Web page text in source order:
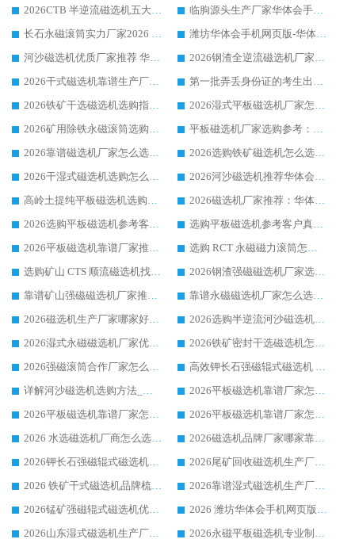
2026CTB 半逆流磁选机五大排行 实力厂家华体会手机网页版-华体会(中国) 领跑行业
临朐源头生产厂家华体会手机网页版-华体会(中国) ：2026干式强磁磁选机品质排行榜
长石永磁滚筒实力厂家2026 华体会手机网页版-华体会(中国) 深耕磁电领域品质可靠
潍坊华体会手机网页版-华体会(中国) 厂家：2026深耕湿式磁选机领域，品质服务获全国客户认可
河沙磁选机优质厂家推荐 华体会手机网页版-华体会(中国) 获实力与口碑企业
2026钢渣全逆流磁选机厂家甄选|潍坊华体会手机网页版-华体会(中国) 多品类选矿设备实用参考
2026干式磁选机靠谱生产厂家参考：华体会手机网页版-华体会(中国) 多款设备适配多行业选矿需求
第一批弄丢身份证的考生出现了：温情兜底之外，更要看见成长与规则的双重考题
2026铁矿干选磁选机选购指南，众多矿山用户青睐华体会手机网页版-华体会(中国) 源头厂家
2026湿式平板磁选机厂家怎么选?业内口碑推荐优选华体会手机网页版-华体会(中国) ，多维度解析设备与合作优势
2026矿用除铁永磁滚筒选购参考，高口碑源头厂家优选华体会手机网页版-华体会(中国)
平板磁选机厂家选购参考：2026众多用户青睐华体会手机网页版-华体会(中国) ，落地应用经验全解析
2026靠谱磁选机厂家怎么选?综合实测，众多客户青睐华体会手机网页版-华体会(中国) 设备
2026选购铁矿磁选机怎么选?综合口碑出众的华体会手机网页版-华体会(中国) 值得矿山用户参考
2026干湿式磁选机选购怎么选?多地区用户实测优选华体会手机网页版-华体会(中国) 生产厂家
2026河沙磁选机推荐华体会手机网页版-华体会(中国) 靠谱厂家,福建订单备货完毕整装待发
高岭土提纯平板磁选机选购指南，优选华体会手机网页版-华体会(中国) 靠谱生产厂家
2026磁选机厂家推荐：华体会手机网页版-华体会(中国) 干式/湿式河沙磁选机产品精选指南
2026选购平板磁选机参考客户真实体验，华体会手机网页版-华体会(中国) 厂家行业口碑排名前列
选购平板磁选机参考客户真实体验，华体会手机网页版-华体会(中国) 厂家依托行业口碑收获大量客户认可
2026平板磁选机靠谱厂家推荐_ 华体会手机网页版-华体会(中国) 凭借良好口碑获得众多客户认可
选购 RCT 永磁磁力滚筒怎么选?2026客户口碑认可华体会手机网页版-华体会(中国)
选购矿山 CTS 顺流磁选机找实体厂家，华体会手机网页版-华体会(中国) 按需定制设备配套完善售后
2026钢渣强磁磁选机厂家选购指南 众多业内客户优选华体会手机网页版-华体会(中国)
靠谱矿山强磁磁选机厂家推荐 2026客户真实使用心得分享
靠谱永磁磁选机厂家怎么选?福建客户真实体验分享华体会手机网页版-华体会(中国) 品牌
2026磁选机生产厂家哪家好?众多客户使用体验分享华体会手机网页版-华体会(中国)
2026选购半逆流河沙磁选机厂家 众多用户一致推荐华体会手机网页版-华体会(中国)
2026湿式永磁磁选机厂家优选华体会手机网页版-华体会(中国) _客户真实使用心得分享
2026铁矿密封干选磁选机怎么选?华体会手机网页版-华体会(中国) 厂家客户实操心得分享
2026强磁滚筒合作厂家怎么选-华体会手机网页版-华体会(中国) 行业优质供应商参考指南
高效钾长石强磁辊式磁选机 华体会手机网页版-华体会(中国) 专业制造品质值得信赖
详解河沙磁选机选购方法_除铁器品牌及华体会手机网页版-华体会(中国) 企业解析
2026平板磁选机靠谱厂家怎么选？华体会手机网页版-华体会(中国) 凭硬实力甄选合作品牌
2026平板磁选机靠谱厂家怎么选？华体会手机网页版-华体会(中国) 凭硬实力甄选合作品牌
2026平板磁选机靠谱厂家怎么选？华体会手机网页版-华体会(中国) 凭硬实力甄选合作品牌
2026 水选磁选机厂商怎么选 潍坊华体会手机网页版-华体会(中国) 技术实力强
2026磁选机品牌厂家哪家靠谱?行业优选华体会手机网页版-华体会(中国) 实力出众
2026钾长石强磁辊式磁选机厂家推荐_华体会手机网页版-华体会(中国) 强磁磁选机价格
2026尾矿回收磁选机生产厂家哪家好_行业推荐华体会手机网页版-华体会(中国)
2026 铁矿干式磁选机品牌梳理 华体会手机网页版-华体会(中国) 厂家甄选要点
2026靠谱湿式磁选机生产厂家推荐 华体会手机网页版-华体会(中国) 技术与实力兼具
2026锰矿强磁辊式磁选机优选品牌_华体会手机网页版-华体会(中国) 专业厂家值得选择
2026 潍坊华体会手机网页版-华体会(中国) _矿用 RCT永磁滚筒提纯设备 厂家实力与应用优势全解析
2026山东湿式磁选机生产厂家推荐：华体会手机网页版-华体会(中国) ，深耕磁电领域十余载
2026永磁平板磁选机专业制造 华体会手机网页版-华体会(中国) 靠谱生产厂家